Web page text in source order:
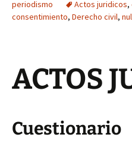
periodismo
Actos juridicos,
consentimiento, Derecho civil,
ACTOS
Cuestionario